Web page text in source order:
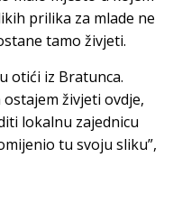
prilika za mlade ne
tamo živjeti.
otići iz Bratunca.
živjeti ovdje,
lokalnu zajednicu
tu svoju sliku”,